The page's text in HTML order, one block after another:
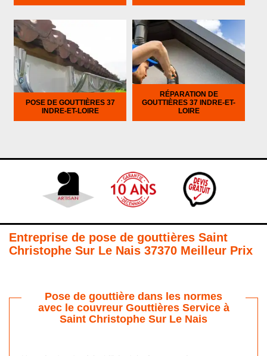
POSE DE GOUTTIÈRES 37
INDRE-ET-LOIRE
RÉPARATION DE
GOUTTIÈRES 37 INDRE-ET-
LOIRE
Entreprise de pose de gouttières Saint
Christophe Sur Le Nais 37370 Meilleur Prix
Pose de gouttière dans les normes
avec le couvreur Gouttières Service à
Saint Christophe Sur Le Nais